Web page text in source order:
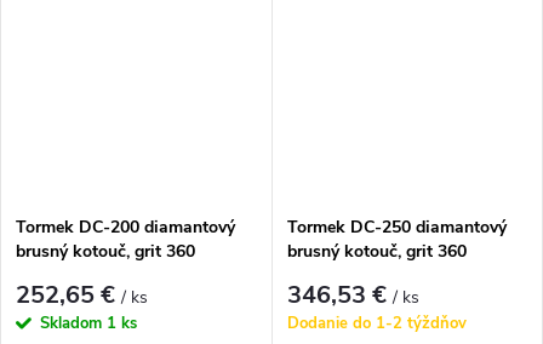
Tormek DC-200 diamantový
brusný kotouč, grit 360
252,65 €/ ks
Skladom 1 ks
Tormek DC-250 diamantový
brusný kotouč, grit 360
346,53 €/ ks
Dodanie do 1-2 týždňov